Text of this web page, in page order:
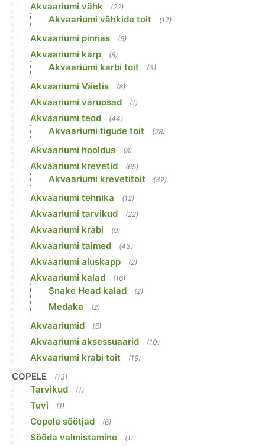
Akvaariumi vähk (22)
Akvaariumi vähkide toit (17)
Akvaariumi pinnas (5)
Akvaariumi karp (8)
Akvaariumi karbi toit (3)
Akvaariumi Väetis (8)
Akvaariumi varuosad (1)
Akvaariumi teod (44)
Akvaariumi tigude toit (28)
Akvaariumi hooldus (8)
Akvaariumi krevetid (65)
Akvaariumi krevetitoit (32)
Akvaariumi tehnika (12)
Akvaariumi tarvikud (22)
Akvaariumi krabi (9)
Akvaariumi taimed (43)
Akvaariumi aluskapp (2)
Akvaariumi kalad (16)
Snake Head kalad (2)
Medaka (2)
Akvaariumid (5)
Akvaariumi aksessuaarid (10)
Akvaariumi krabi toit (19)
COPELE (13)
Tarvikud (1)
Tuvi (1)
Copele söötjad (6)
Sööda valmistamine (1)